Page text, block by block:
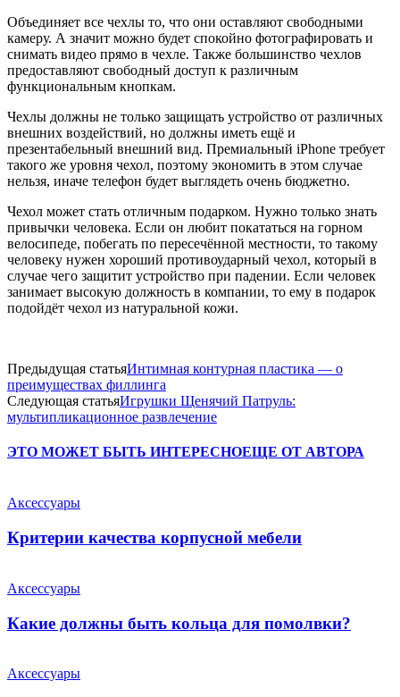
Объединяет все чехлы то, что они оставляют свободными
камеру. А значит можно будет спокойно фотографировать и
снимать видео прямо в чехле. Также большинство чехлов
предоставляют свободный доступ к различным
функциональным кнопкам.
Чехлы должны не только защищать устройство от различных
внешних воздействий, но должны иметь ещё и
презентабельный внешний вид. Премиальный iPhone требует
такого же уровня чехол, поэтому экономить в этом случае
нельзя, иначе телефон будет выглядеть очень бюджетно.
Чехол может стать отличным подарком. Нужно только знать
привычки человека. Если он любит покататься на горном
велосипеде, побегать по пересечённой местности, то такому
человеку нужен хороший противоударный чехол, который в
случае чего защитит устройство при падении. Если человек
занимает высокую должность в компании, то ему в подарок
подойдёт чехол из натуральной кожи.
Предыдущая статьяИнтимная контурная пластика — о
преимуществах филлинга
Следующая статьяИгрушки Щенячий Патруль:
мультипликационное развлечение
ЭТО МОЖЕТ БЫТЬ ИНТЕРЕСНОЕЩЕ ОТ АВТОРА
Аксессуары
Критерии качества корпусной мебели
Аксессуары
Какие должны быть кольца для помолвки?
Аксессуары